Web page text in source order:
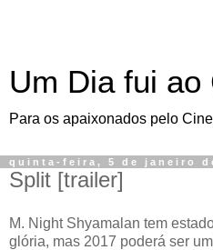
Um Dia fui ao
Para os apaixonados pelo
quinta-feira, 5 de janeiro
Split [trailer]
M. Night Shyamalan tem
glória, mas 2017 poderá ser